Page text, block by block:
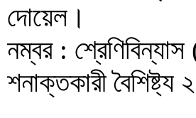
দোয়েল।
নম্বর :
শনাক্তকারী বৈশিষ্ট্য ২